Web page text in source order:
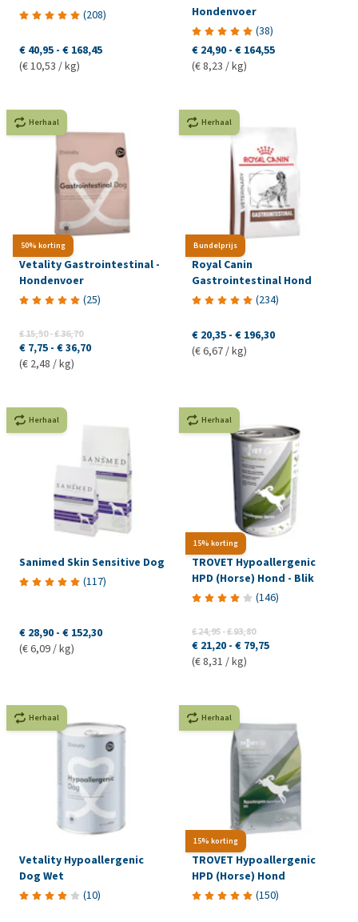
(208)
€ 40,95 - € 168,45
(€ 10,53 / kg)
Hondenvoer
(38)
€ 24,90 - € 164,55
(€ 8,23 / kg)
50% korting
Herhaal
Vetality Gastrointestinal -
Hondenvoer
(25)
€ 15,50-€ 36,70
€ 7,75 - € 36,70
(€ 2,48 / kg)
Bundelprijs
Herhaal
Royal Canin
Gastrointestinal Hond
(234)
€ 20,35 - € 196,30
(€ 6,67 / kg)
Herhaal
Sanimed Skin Sensitive Dog
(117)
€ 28,90 - € 152,30
(€ 6,09 / kg)
15% korting
Herhaal
TROVET Hypoallergenic
HPD (Horse) Hond - Blik
(146)
€ 24,95-€ 93,80
€ 21,20 - € 79,75
(€ 8,31 / kg)
Herhaal
Vetality Hypoallergenic
Dog Wet
(10)
15% korting
Herhaal
TROVET Hypoallergenic
HPD (Horse) Hond
(150)